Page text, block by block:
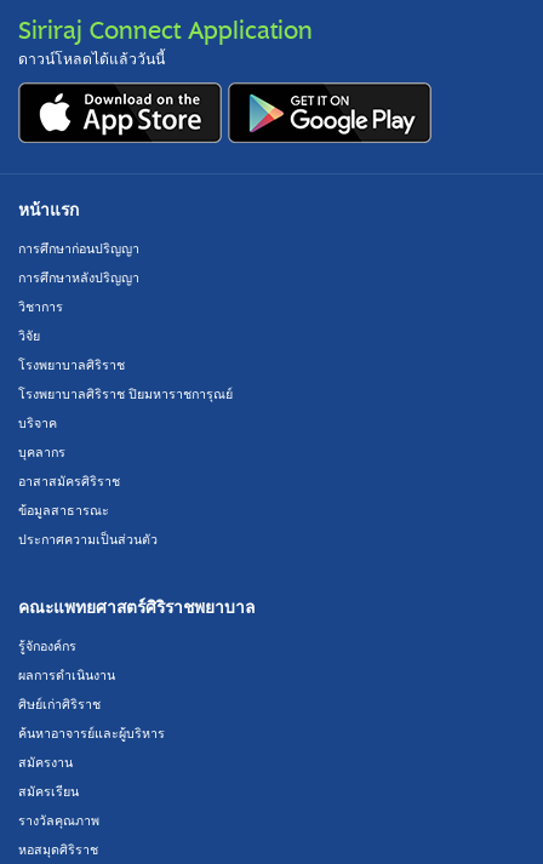
Siriraj Connect Application
ดาวน์โหลดได้แล้ววันนี้
หน้าแรก
การศึกษาก่อนปริญญา
การศึกษาหลังปริญญา
วิชาการ
วิจัย
โรงพยาบาลศิริราช
โรงพยาบาลศิริราช ปิยมหาราชการุณย์
บริจาค
บุคลากร
อาสาสมัครศิริราช
ข้อมูลสาธารณะ
ประกาศความเป็นส่วนตัว
คณะแพทยศาสตร์ศิริราชพยาบาล
รู้จักองค์กร
ผลการดำเนินงาน
ศิษย์เก่าศิริราช
ค้นหาอาจารย์และผู้บริหาร
สมัครงาน
สมัครเรียน
รางวัลคุณภาพ
หอสมุดศิริราช